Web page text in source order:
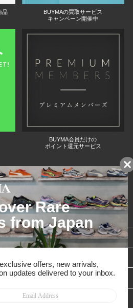
品
BUYMAの買取サービス
キャンペーン開催中
BUYMA会員だけの
ポイント還元サービス
ージトップへ
安心への取り組み
BUYMA CARD